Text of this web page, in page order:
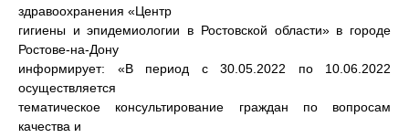
здравоохранения «Центр
гигиены и эпидемиологии в Ростовской области» в городе
Ростове-на-Дону
информирует: «В период с 30.05.2022 по 10.06.2022
осуществляется
тематическое консультирование граждан по вопросам
качества и